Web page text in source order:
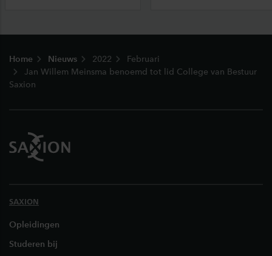
Home Nieuws 2022
Februari
Jan Willem Meinsma benoemd tot lid College van Bestuur
Saxion
SAXION
Opleidingen
Studeren bij